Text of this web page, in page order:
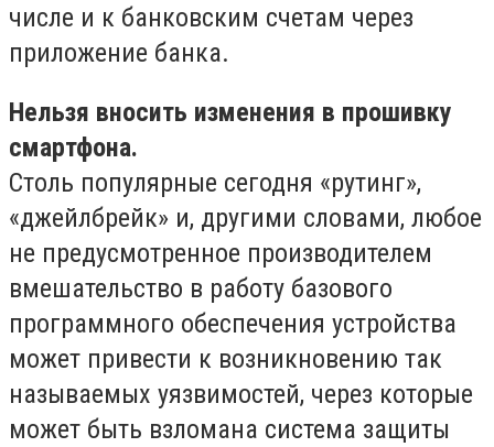
числе и к банковским счетам через
приложение банка.
Нельзя вносить изменения в прошивку
смартфона.
Столь популярные сегодня «рутинг»,
«джейлбрейк» и, другими словами, любое
не предусмотренное производителем
вмешательство в работу базового
программного обеспечения устройства
может привести к возникновению так
называемых уязвимостей, через которые
может быть взломана система защиты